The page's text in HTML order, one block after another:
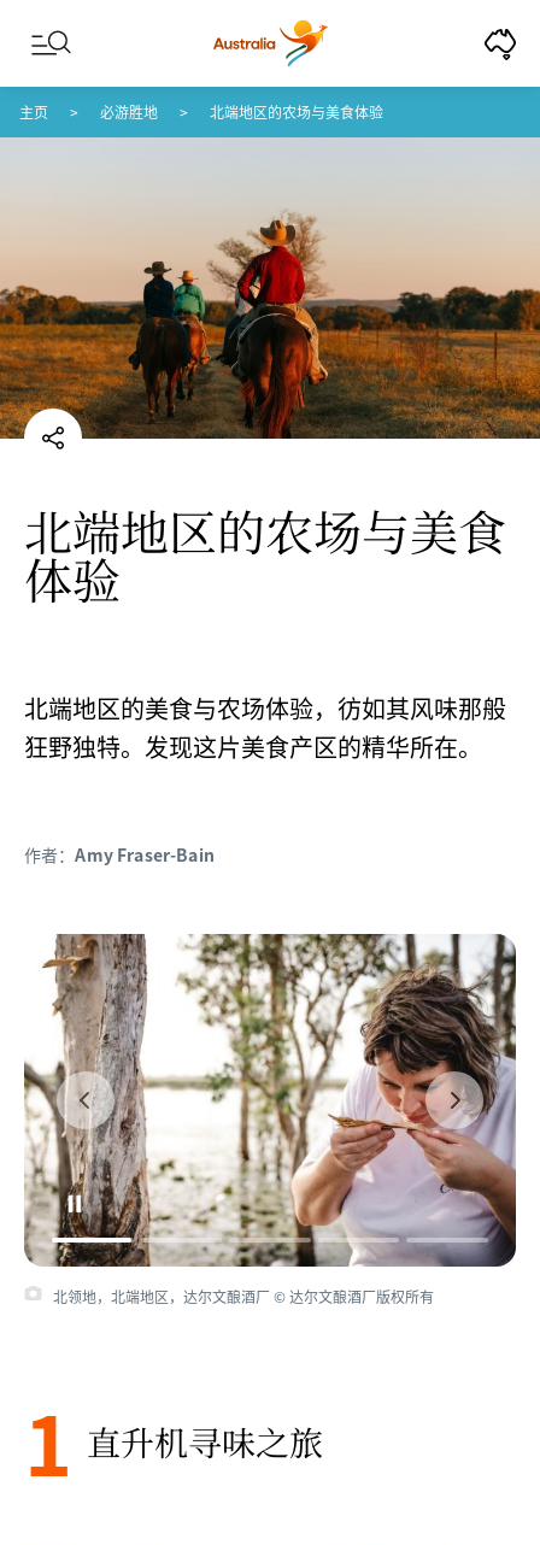
Skip to content
Skip to footer navigation
主页 必游胜地 北端地区的农场与美食体验
北端地区的农场与美食
体验
北端地区的美食与农场体验，彷如其风味那般
狂野独特。发现这片美食产区的精华所在。
作者：Amy Fraser-Bain
北领地，北端地区，达尔文酿酒厂 © 达尔文酿酒厂版权所有
1 直升机寻味之旅